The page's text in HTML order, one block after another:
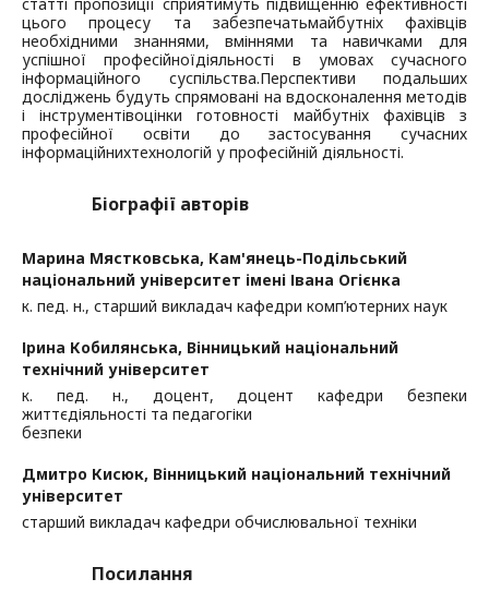
статті пропозиції сприятимуть підвищенню ефективності
цього процесу та забезпечатьмайбутніх фахівців
необхідними знаннями, вміннями та навичками для
успішної професійноїдіяльності в умовах сучасного
інформаційного суспільства.Перспективи подальших
досліджень будуть спрямовані на вдосконалення методів
і інструментівоцінки готовності майбутніх фахівців з
професійної освіти до застосування сучасних
інформаційнихтехнологій у професійній діяльності.
Біографії авторів
Марина Мястковська, Кам'янець-Подільський
національний університет імені Івана Огієнка
к. пед. н., старший викладач кафедри комп’ютерних наук
Ірина Кобилянська, Вінницький національний
технічний університет
к. пед. н., доцент, доцент кафедри безпеки
життєдіяльності та педагогіки
безпеки
Дмитро Кисюк, Вінницький національний технічний
університет
старший викладач кафедри обчислювальної техніки
Посилання